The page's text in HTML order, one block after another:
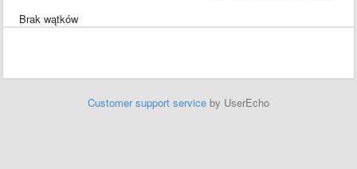
Brak wątków
Customer support service by UserEcho